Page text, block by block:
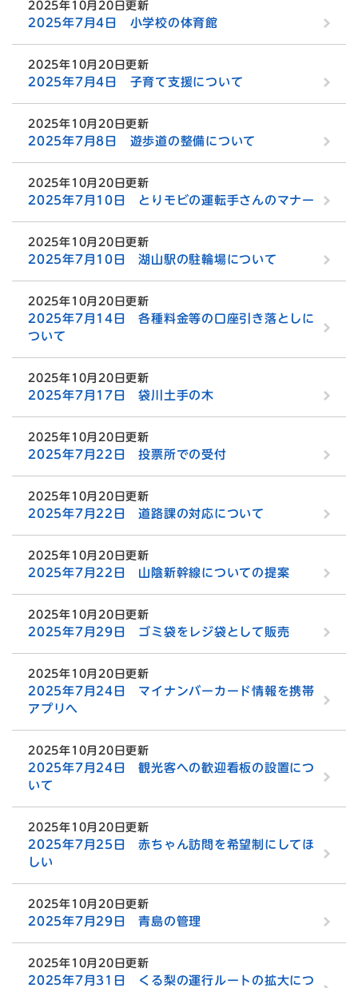
2025年10月20日更新
2025年7月4日 小学校の体育館
2025年10月20日更新
2025年7月4日 子育て支援について
2025年10月20日更新
2025年7月8日 遊歩道の整備について
2025年10月20日更新
2025年7月10日 とりモビの運転手さんのマナー
2025年10月20日更新
2025年7月10日 湖山駅の駐輪場について
2025年10月20日更新
2025年7月14日 各種料金等の口座引き落としに
ついて
2025年10月20日更新
2025年7月17日 袋川土手の木
2025年10月20日更新
2025年7月22日 投票所での受付
2025年10月20日更新
2025年7月22日 道路課の対応について
2025年10月20日更新
2025年7月22日 山陰新幹線についての提案
2025年10月20日更新
2025年7月29日 ゴミ袋をレジ袋として販売
2025年10月20日更新
2025年7月24日 マイナンバーカード情報を携帯
アプリへ
2025年10月20日更新
2025年7月24日 観光客への歓迎看板の設置につ
いて
2025年10月20日更新
2025年7月25日 赤ちゃん訪問を希望制にしてほ
しい
2025年10月20日更新
2025年7月29日 青島の管理
2025年10月20日更新
2025年7月31日 くる梨の運行ルートの拡大につ